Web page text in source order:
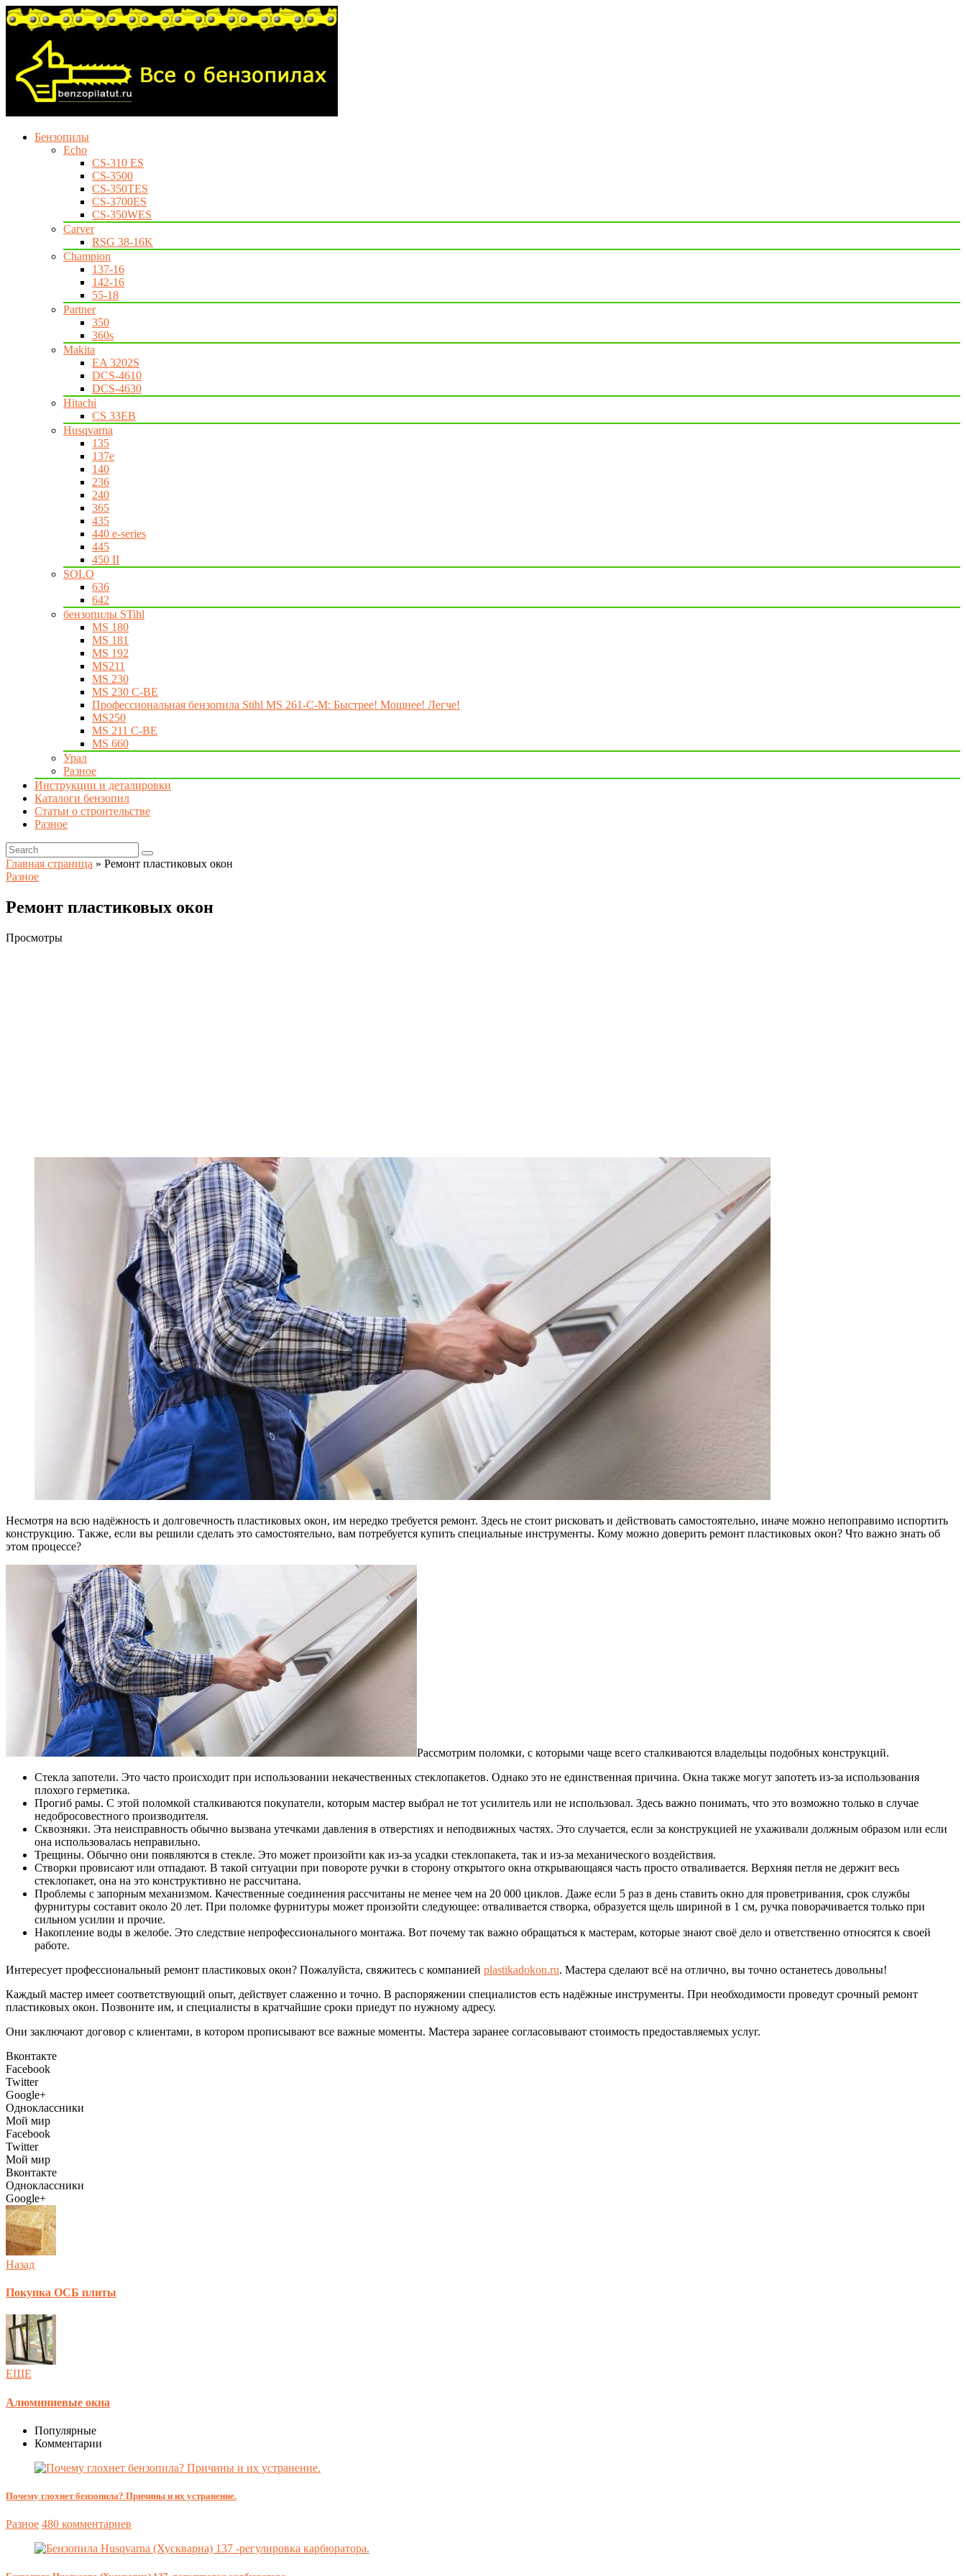
Бензопилы
Echo
CS-310 ES
CS-3500
CS-350TES
CS-3700ES
CS-350WES
Carver
RSG 38-16K
Champion
137-16
142-16
55-18
Partner
350
360s
Makita
EA 3202S
DCS-4610
DCS-4630
Hitachi
CS 33EB
Husqvarna
135
137e
140
236
240
365
435
440 e-series
445
450 II
SOLO
636
642
бензопилы STihl
MS 180
MS 181
MS 192
MS211
MS 230
MS 230 C-BE
Профессиональная бензопила Stihl MS 261-C-M: Быстрее! Мощнее! Легче!
MS250
MS 211 C-BE
MS 660
Урал
Разное
Инструкции и деталировки
Каталоги бензопил
Статьи о строительстве
Разное
Главная страница » Ремонт пластиковых окон
Разное
Ремонт пластиковых окон
Просмотры
Несмотря на всю надёжность и долговечность пластиковых окон, им нередко требуется ремонт. Здесь не стоит рисковать и действовать самостоятельно, иначе можно непоправимо испортить
конструкцию. Также, если вы решили сделать это самостоятельно, вам потребуется купить специальные инструменты. Кому можно доверить ремонт пластиковых окон? Что важно знать об
этом процессе?
Рассмотрим поломки, с которыми чаще всего сталкиваются владельцы подобных конструкций.
Стекла запотели. Это часто происходит при использовании некачественных стеклопакетов. Однако это не единственная причина. Окна также могут запотеть из-за использования
плохого герметика.
Прогиб рамы. С этой поломкой сталкиваются покупатели, которым мастер выбрал не тот усилитель или не использовал. Здесь важно понимать, что это возможно только в случае
недобросовестного производителя.
Сквозняки. Эта неисправность обычно вызвана утечками давления в отверстиях и неподвижных частях. Это случается, если за конструкцией не ухаживали должным образом или если
она использовалась неправильно.
Трещины. Обычно они появляются в стекле. Это может произойти как из-за усадки стеклопакета, так и из-за механического воздействия.
Створки провисают или отпадают. В такой ситуации при повороте ручки в сторону открытого окна открывающаяся часть просто отваливается. Верхняя петля не держит весь
стеклопакет, она на это конструктивно не рассчитана.
Проблемы с запорным механизмом. Качественные соединения рассчитаны не менее чем на 20 000 циклов. Даже если 5 раз в день ставить окно для проветривания, срок службы
фурнитуры составит около 20 лет. При поломке фурнитуры может произойти следующее: отваливается створка, образуется щель шириной в 1 см, ручка поворачивается только при
сильном усилии и прочие.
Накопление воды в желобе. Это следствие непрофессионального монтажа. Вот почему так важно обращаться к мастерам, которые знают своё дело и ответственно относятся к своей
работе.
Интересует профессиональный ремонт пластиковых окон? Пожалуйста, свяжитесь с компанией plastikadokon.ru. Мастера сделают всё на отлично, вы точно останетесь довольны!
Каждый мастер имеет соответствующий опыт, действует слаженно и точно. В распоряжении специалистов есть надёжные инструменты. При необходимости проведут срочный ремонт
пластиковых окон. Позвоните им, и специалисты в кратчайшие сроки приедут по нужному адресу.
Они заключают договор с клиентами, в котором прописывают все важные моменты. Мастера заранее согласовывают стоимость предоставляемых услуг.
Вконтакте
Facebook
Twitter
Google+
Одноклассники
Мой мир
Facebook
Twitter
Мой мир
Вконтакте
Одноклассники
Google+
Назад
Покупка ОСБ плиты
ЕЩЕ
Алюминиевые окна
Популярные
Комментарии
Почему глохнет бензопила? Причины и их устранение.
Разное 480 комментариев